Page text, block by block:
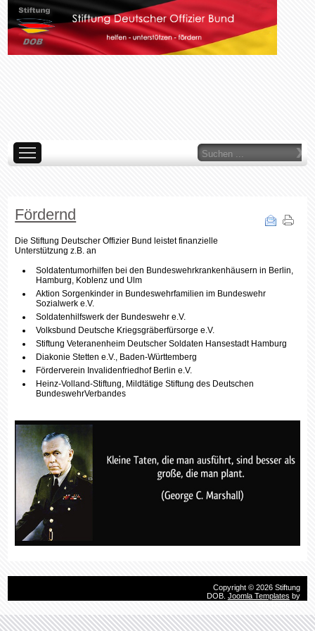
Suchen
...
Fördernd
Die Stiftung Deutscher Offizier Bund leistet finanzielle
Unterstützung z.B. an
Soldatentumorhilfen bei den Bundeswehrkrankenhäusern in Berlin,
Hamburg, Koblenz und Ulm
Aktion Sorgenkinder in Bundeswehrfamilien im Bundeswehr
Sozialwerk e.V.
Soldatenhilfswerk der Bundeswehr e.V.
Volksbund Deutsche Kriegsgräberfürsorge e.V.
Stiftung Veteranenheim Deutscher Soldaten Hansestadt Hamburg
Diakonie Stetten e.V., Baden-Württemberg
Förderverein Invalidenfriedhof Berlin e.V.
Heinz-Volland-Stiftung, Mildtätige Stiftung des Deutschen
BundeswehrVerbandes
Copyright © 2026 Stiftung
DOB. Joomla Templates by